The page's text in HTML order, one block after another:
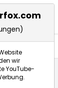
wir
YouTube-